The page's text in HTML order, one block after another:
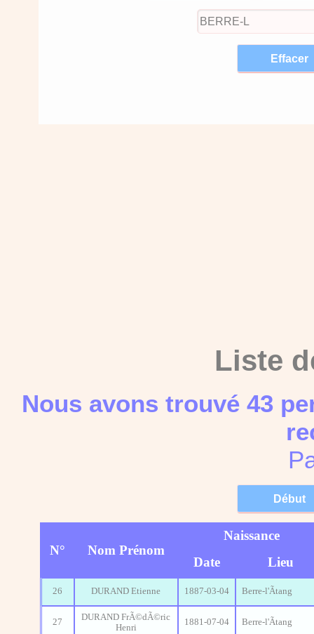
Liste
Nous avons trouvé 43
N° Nom Prénom
Naissance
Date
Lieu
26 DURAND Etienne 1887-03-04 Berre-l'Ãtang
27
DURAND FrÃ©dÃ©ric
Henri
1881-07-04 Berre-l'Ãtang